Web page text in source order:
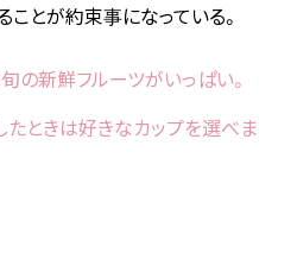
とが約束事になっている。
の新鮮フルーツがいっぱい。
ときは好きなカップを選べま